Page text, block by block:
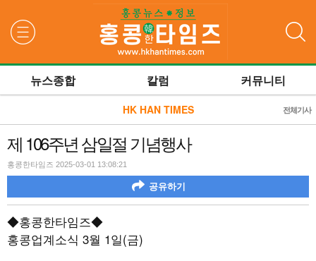
뉴스종합 칼럼 커뮤니티
HK HAN TIMES 전체기사
제 106주년 삼일절 기념행사
홍콩한타임즈 2025-03-01 13:08:21
공유하기
◆홍콩한타임즈◆
홍콩업계소식 3월 1일(금)